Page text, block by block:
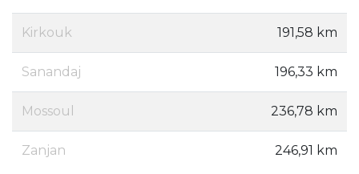
Kirkouk 191,58 km
Sanandaj 196,33 km
Mossoul 236,78 km
Zanjan 246,91 km